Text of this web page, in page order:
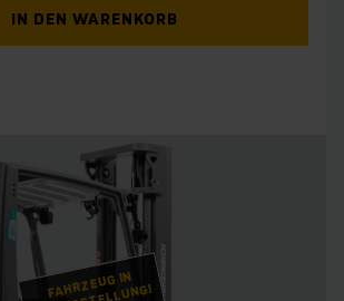
IN DEN WARENKORB
FAHRZEUG IN